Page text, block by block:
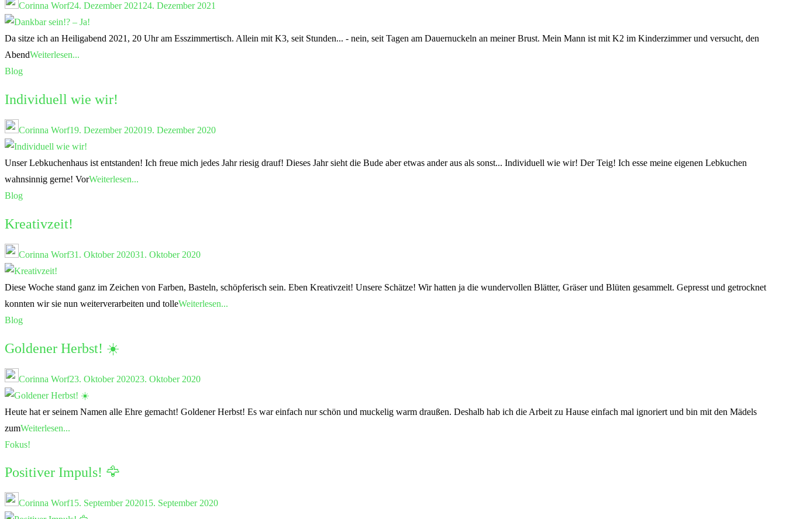
Corinna Worf24. Dezember 2021 24. Dezember 2021
Da sitze ich an Heiligabend 2021, 20 Uhr am Esszimmertisch. Allein mit K3, seit Stunden... - nein, seit Tagen am Dauernuckeln an meiner Brust. Mein Mann ist mit K2 im Kinderzimmer und versucht, den
AbendWeiterlesen...
Blog
Individuell wie wir!
Corinna Worf19. Dezember 202019. Dezember 2020
Unser Lebkuchenhaus ist entstanden! Ich freue mich jedes Jahr riesig drauf! Dieses Jahr sieht die Bude aber etwas ander aus als sonst... Individuell wie wir! Der Teig! Ich esse meine eigenen Lebkuchen
wahnsinnig gerne! VorWeiterlesen...
Blog
Kreativzeit!
Corinna Worf31. Oktober 202031. Oktober 2020
Diese Woche stand ganz im Zeichen von Farben, Basteln, schöpferisch sein. Eben Kreativzeit! Unsere Schätze! Wir hatten ja die wundervollen Blätter, Gräser und Blüten gesammelt. Gepresst und getrocknet
konnten wir sie nun weiterverarbeiten und tolleWeiterlesen...
Blog
Goldener Herbst! ☀️
Corinna Worf23. Oktober 202023. Oktober 2020
Heute hat er seinem Namen alle Ehre gemacht! Goldener Herbst! Es war einfach nur schön und muckelig warm draußen. Deshalb hab ich die Arbeit zu Hause einfach mal ignoriert und bin mit den Mädels
zumWeiterlesen...
Fokus!
Positiver Impuls! 🦅
Corinna Worf15. September 202015. September 2020